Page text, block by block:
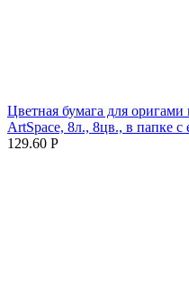
Цветная бумага для
ArtSpace, 8л., 8цв., в папке с
129.60 Р